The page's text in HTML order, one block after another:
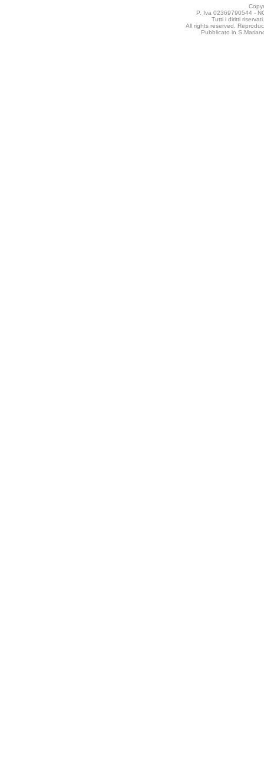
P. Iva 02369790544 -
Tutti i diritti
All rights reserved.
Pubblicato in